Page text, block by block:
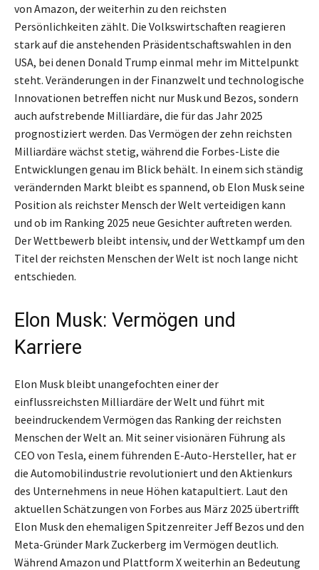
von Amazon, der weiterhin zu den reichsten
Persönlichkeiten zählt. Die Volkswirtschaften reagieren
stark auf die anstehenden Präsidentschaftswahlen in den
USA, bei denen Donald Trump einmal mehr im Mittelpunkt
steht. Veränderungen in der Finanzwelt und technologische
Innovationen betreffen nicht nur Musk und Bezos, sondern
auch aufstrebende Milliardäre, die für das Jahr 2025
prognostiziert werden. Das Vermögen der zehn reichsten
Milliardäre wächst stetig, während die Forbes-Liste die
Entwicklungen genau im Blick behält. In einem sich ständig
verändernden Markt bleibt es spannend, ob Elon Musk seine
Position als reichster Mensch der Welt verteidigen kann
und ob im Ranking 2025 neue Gesichter auftreten werden.
Der Wettbewerb bleibt intensiv, und der Wettkampf um den
Titel der reichsten Menschen der Welt ist noch lange nicht
entschieden.
Elon Musk: Vermögen und
Karriere
Elon Musk bleibt unangefochten einer der
einflussreichsten Milliardäre der Welt und führt mit
beeindruckendem Vermögen das Ranking der reichsten
Menschen der Welt an. Mit seiner visionären Führung als
CEO von Tesla, einem führenden E-Auto-Hersteller, hat er
die Automobilindustrie revolutioniert und den Aktienkurs
des Unternehmens in neue Höhen katapultiert. Laut den
aktuellen Schätzungen von Forbes aus März 2025 übertrifft
Elon Musk den ehemaligen Spitzenreiter Jeff Bezos und den
Meta-Gründer Mark Zuckerberg im Vermögen deutlich.
Während Amazon und Plattform X weiterhin an Bedeutung